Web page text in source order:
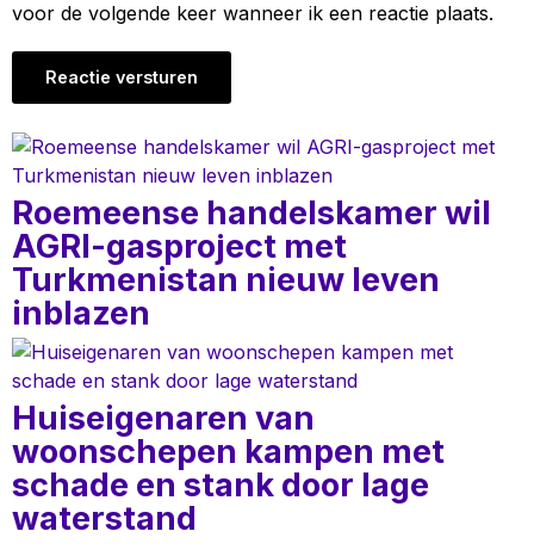
voor de volgende keer wanneer ik een reactie plaats.
Roemeense handelskamer wil
AGRI-gasproject met
Turkmenistan nieuw leven
inblazen
Huiseigenaren van
woonschepen kampen met
schade en stank door lage
waterstand